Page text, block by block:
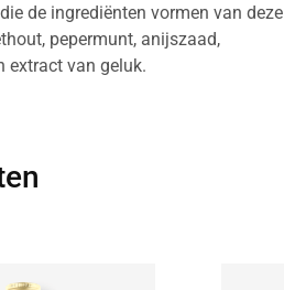
de ingrediënten vormen van deze
pepermunt, anijszaad,
extract van geluk.